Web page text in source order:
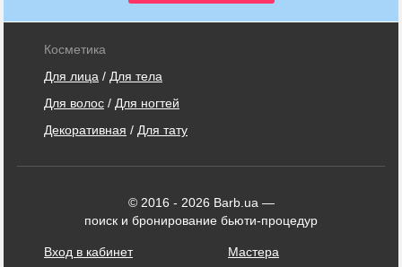
Косметика
Для лица / Для тела
Для волос / Для ногтей
Декоративная / Для тату
© 2016 - 2026 Barb.ua —
поиск и бронирование бьюти-процедур
Вход в кабинет Мастера